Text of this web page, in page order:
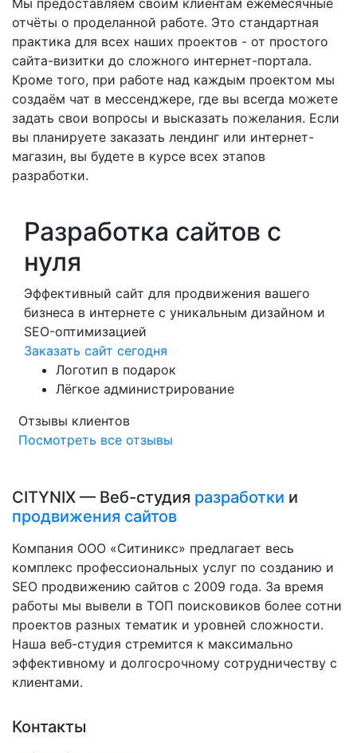
Мы предоставляем своим клиентам ежемесячные
отчёты о проделанной работе. Это стандартная
практика для всех наших проектов - от простого
сайта-визитки до сложного интернет-портала.
Кроме того, при работе над каждым проектом мы
создаём чат в мессенджере, где вы всегда можете
задать свои вопросы и высказать пожелания. Если
вы планируете заказать лендинг или интернет-
магазин, вы будете в курсе всех этапов
разработки.
Разработка сайтов с
нуля
Эффективный сайт для продвижения вашего
бизнеса в интернете с уникальным дизайном и
SEO-оптимизацией
Заказать сайт сегодня
Логотип в подарок
Лёгкое администрирование
Отзывы клиентов
Посмотреть все отзывы
CITYNIX — Веб-студия разработки и
продвижения сайтов
Компания ООО «Ситиникс» предлагает весь
комплекс профессиональных услуг по созданию и
SEO продвижению сайтов с 2009 года. За время
работы мы вывели в ТОП поисковиков более сотни
проектов разных тематик и уровней сложности.
Наша веб-студия стремится к максимально
эффективному и долгосрочному сотрудничеству с
клиентами.
Контакты